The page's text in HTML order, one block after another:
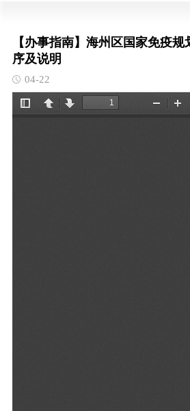
【办事指南】海州区国家免疫
序及说明
04-22